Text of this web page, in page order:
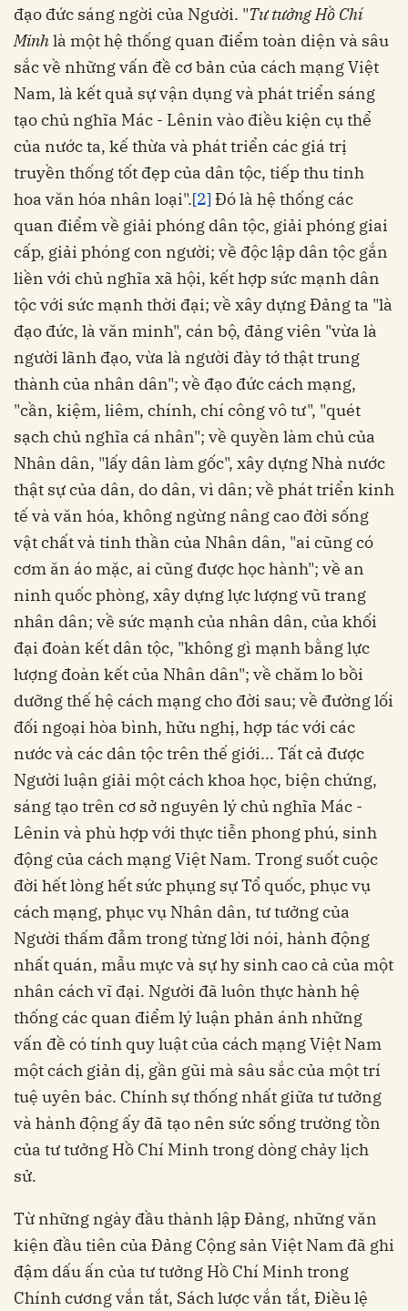
đạo đức sáng ngời của Người. "Tư tưởng Hồ Chí
Minhlà một hệ thống quan điểm toàn diện và sâu
sắc về những vấn đề cơ bản của cách mạng Việt
Nam, là kết quả sự vận dụng và phát triển sáng
tạo chủ nghĩa Mác - Lênin vào điều kiện cụ thể
của nước ta, kế thừa và phát triển các giá trị
truyền thống tốt đẹp của dân tộc, tiếp thu tinh
hoa văn hóa nhân loại".[2] Đó là hệ thống các
quan điểm về giải phóng dân tộc, giải phóng giai
cấp, giải phóng con người; về độc lập dân tộc gắn
liền với chủ nghĩa xã hội, kết hợp sức mạnh dân
tộc với sức mạnh thời đại; về xây dựng Đảng ta "là
đạo đức, là văn minh", cán bộ, đảng viên "vừa là
người lãnh đạo, vừa là người đày tớ thật trung
thành của nhân dân"; về đạo đức cách mạng,
"cần, kiệm, liêm, chính, chí công vô tư", "quét
sạch chủ nghĩa cá nhân"; về quyền làm chủ của
Nhân dân, "lấy dân làm gốc", xây dựng Nhà nước
thật sự của dân, do dân, vì dân; về phát triển kinh
tế và văn hóa, không ngừng nâng cao đời sống
vật chất và tinh thần của Nhân dân, "ai cũng có
cơm ăn áo mặc, ai cũng được học hành"; về an
ninh quốc phòng, xây dựng lực lượng vũ trang
nhân dân; về sức mạnh của nhân dân, của khối
đại đoàn kết dân tộc, "không gì mạnh bằng lực
lượng đoàn kết của Nhân dân"; về chăm lo bồi
dưỡng thế hệ cách mạng cho đời sau; về đường lối
đối ngoại hòa bình, hữu nghị, hợp tác với các
nước và các dân tộc trên thế giới... Tất cả được
Người luận giải một cách khoa học, biện chứng,
sáng tạo trên cơ sở nguyên lý chủ nghĩa Mác -
Lênin và phù hợp với thực tiễn phong phú, sinh
động của cách mạng Việt Nam. Trong suốt cuộc
đời hết lòng hết sức phụng sự Tổ quốc, phục vụ
cách mạng, phục vụ Nhân dân, tư tưởng của
Người thấm đẫm trong từng lời nói, hành động
nhất quán, mẫu mực và sự hy sinh cao cả của một
nhân cách vĩ đại. Người đã luôn thực hành hệ
thống các quan điểm lý luận phản ánh những
vấn đề có tính quy luật của cách mạng Việt Nam
một cách giản dị, gần gũi mà sâu sắc của một trí
tuệ uyên bác. Chính sự thống nhất giữa tư tưởng
và hành động ấy đã tạo nên sức sống trường tồn
của tư tưởng Hồ Chí Minh trong dòng chảy lịch
sử.
Từ những ngày đầu thành lập Đảng, những văn
kiện đầu tiên của Đảng Cộng sản Việt Nam đã ghi
đậm dấu ấn của tư tưởng Hồ Chí Minh trong
Chính cương vắn tắt, Sách lược vắn tắt, Điều lệ